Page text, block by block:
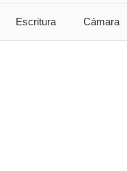
Escritura Cámara